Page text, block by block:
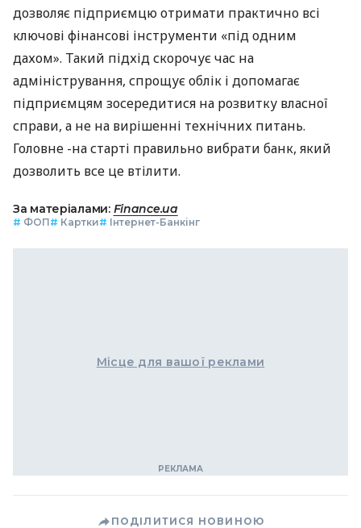
дозволяє підприємцю отримати практично всі
ключові фінансові інструменти «під одним
дахом». Такий підхід скорочує час на
адміністрування, спрощує облік і допомагає
підприємцям зосередитися на розвитку власної
справи, а не на вирішенні технічних питань.
Головне -на старті правильно вибрати банк, який
дозволить все це втілити.
За матеріалами: Finance.ua
# ФОП# Картки# Інтернет-Банкінг
Місце для вашої реклами
ПОДІЛИТИСЯ НОВИНОЮ